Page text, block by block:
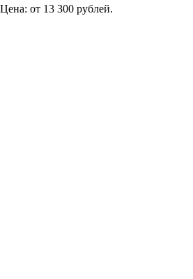
Цена: от 13 300 рублей.